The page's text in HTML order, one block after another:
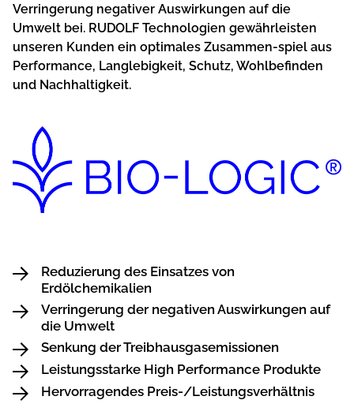
Verringerung negativer Auswirkungen auf die
Umwelt bei. RUDOLF Technologien gewährleisten
unseren Kunden ein optimales Zusammen-spiel aus
Performance, Langlebigkeit, Schutz, Wohlbefinden
und Nachhaltigkeit.
Reduzierung des Einsatzes von
Erdölchemikalien
Verringerung der negativen Auswirkungen auf
die Umwelt
Senkung der Treibhausgasemissionen
Leistungsstarke High Performance Produkte
Hervorragendes Preis-/Leistungsverhältnis